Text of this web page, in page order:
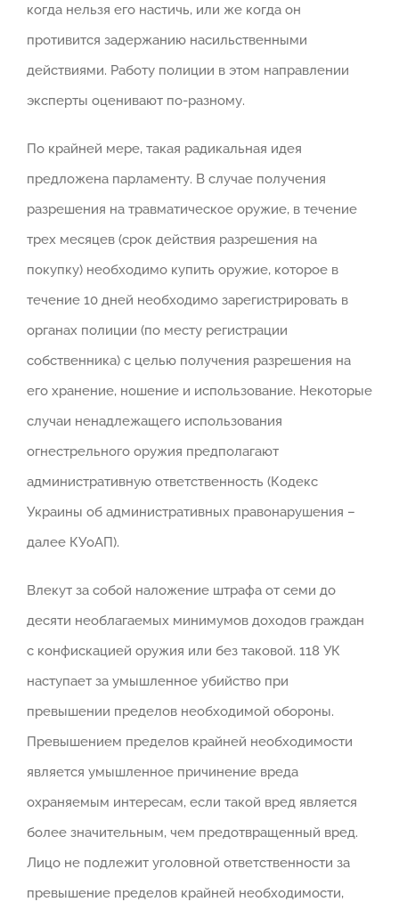
когда нельзя его настичь, или же когда он
противится задержанию насильственными
действиями. Работу полиции в этом направлении
эксперты оценивают по-разному.
По крайней мере, такая радикальная идея
предложена парламенту. В случае получения
разрешения на травматическое оружие, в течение
трех месяцев (срок действия разрешения на
покупку) необходимо купить оружие, которое в
течение 10 дней необходимо зарегистрировать в
органах полиции (по месту регистрации
собственника) с целью получения разрешения на
его хранение, ношение и использование. Некоторые
случаи ненадлежащего использования
огнестрельного оружия предполагают
административную ответственность (Кодекс
Украины об административных правонарушения –
далее КУоАП).
Влекут за собой наложение штрафа от семи до
десяти необлагаемых минимумов доходов граждан
с конфискацией оружия или без таковой. 118 УК
наступает за умышленное убийство при
превышении пределов необходимой обороны.
Превышением пределов крайней необходимости
является умышленное причинение вреда
охраняемым интересам, если такой вред является
более значительным, чем предотвращенный вред.
Лицо не подлежит уголовной ответственности за
превышение пределов крайней необходимости,